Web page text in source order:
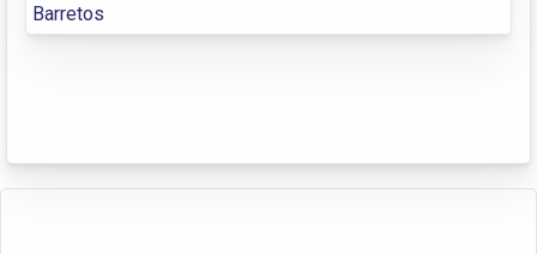
Barretos